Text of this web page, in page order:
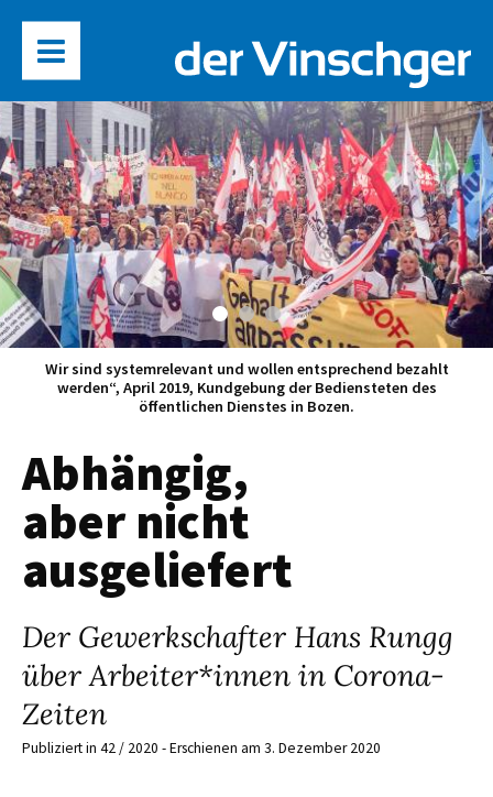
Wir sind systemrelevant und wollen entsprechend bezahlt
werden“, April 2019, Kundgebung der Bediensteten des
öffentlichen Dienstes in Bozen.
Abhängig,
aber nicht
ausgeliefert
Der Gewerkschafter Hans Rungg
über Arbeiter*innen in Corona-
Zeiten
Publiziert in 42 / 2020 - Erschienen am 3. Dezember 2020